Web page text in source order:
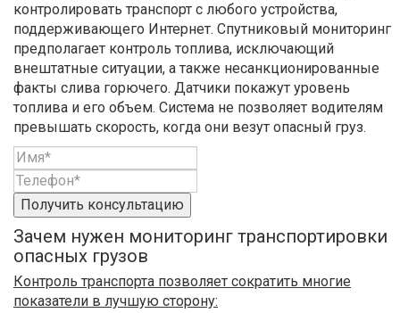
контролировать транспорт с любого устройства,
поддерживающего Интернет. Спутниковый мониторинг
предполагает контроль топлива, исключающий
внештатные ситуации, а также несанкционированные
факты слива горючего. Датчики покажут уровень
топлива и его объем. Система не позволяет водителям
превышать скорость, когда они везут опасный груз.
Получить консультацию
Зачем нужен мониторинг транспортировки
опасных грузов
Контроль транспорта позволяет сократить многие
показатели в лучшую сторону: